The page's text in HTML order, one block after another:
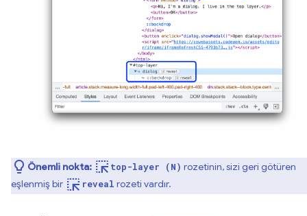
Önemli nokta: ink_selection top-layer (N) rozetinin, sizi geri götüren
eşlenmiş bir ink_selection reveal rozeti vardır.